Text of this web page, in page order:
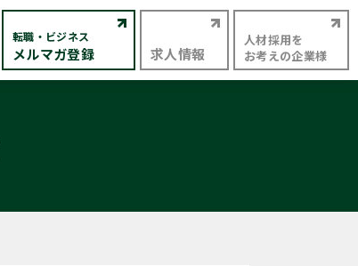
転職・ビジネス
メルマガ登録 求人情報
人材採用を
お考えの企業様